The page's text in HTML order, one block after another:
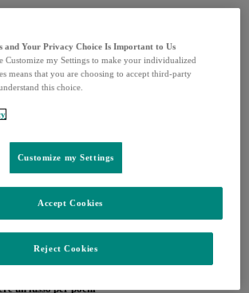
più giusta e solidale nella cura dei più
Leone XIV che chiede
giusta e solidale nella cura
Sanità
un lusso per pochi”
and Your Privacy Choice Is Important to Us
Customize my Settings to make your individualized
means that you are choosing to accept third-party
this choice.
Customize my Settings
Reject Cookies
Accept Cookies